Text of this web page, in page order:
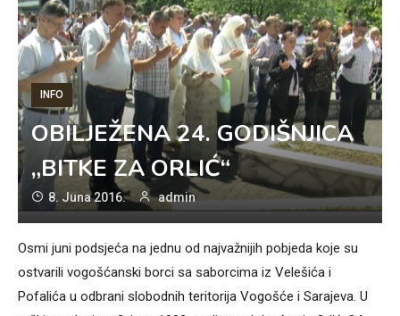
INFO
OBILJEŽENA 24. GODIŠNJICA
„BITKE ZA ORLIĆ“
8. Juna 2016. admin
Osmi juni podsjeća na jednu od najvažnijih pobjeda koje su
ostvarili vogošćanski borci sa saborcima iz Velešića i
Pofalića u odbrani slobodnih teritorija Vogošće i Sarajeva. U